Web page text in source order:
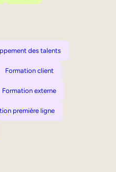
des talents
Formation client
Formation externe
première ligne